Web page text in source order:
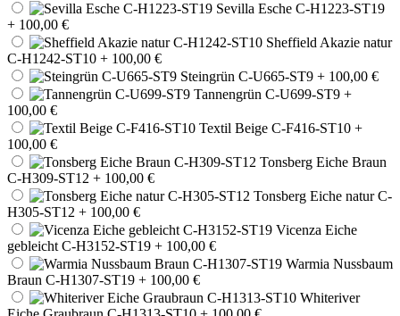
Sevilla Esche C-H1223-ST19
+ 100,00 €
Sheffield Akazie natur
C-H1242-ST10 + 100,00 €
Steingrün C-U665-ST9 + 100,00 €
Tannengrün C-U699-ST9 +
100,00 €
Textil Beige C-F416-ST10 +
100,00 €
Tonsberg Eiche Braun
C-H309-ST12 + 100,00 €
Tonsberg Eiche natur C-
H305-ST12 + 100,00 €
Vicenza Eiche
gebleicht C-H3152-ST19 + 100,00 €
Warmia Nussbaum
Braun C-H1307-ST19 + 100,00 €
Whiteriver